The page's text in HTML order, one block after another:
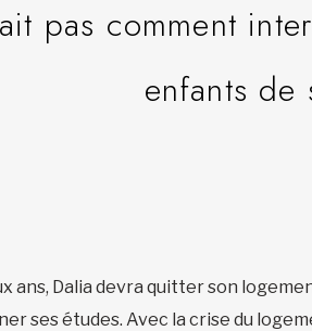
pas comment
enfants de
ans, Dalia devra quitter son
ses études. Avec la crise du